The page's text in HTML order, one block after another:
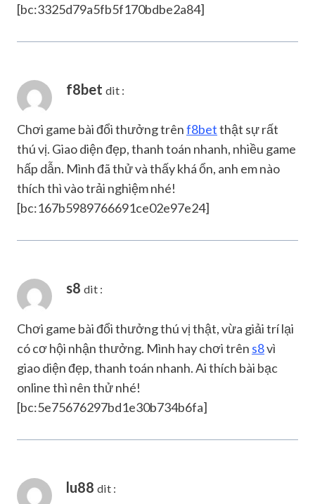
[bc:3325d79a5fb5f170bdbe2a84]
f8bet dit :
Chơi game bài đổi thưởng trênf8betthật sự rất
thú vị. Giao diện đẹp, thanh toán nhanh, nhiều game
hấp dẫn. Mình đã thử và thấy khá ổn, anh em nào
thích thì vào trải nghiệm nhé!
[bc:167b5989766691ce02e97e24]
s8 dit :
Chơi game bài đổi thưởng thú vị thật, vừa giải trí lại
có cơ hội nhận thưởng. Mình hay chơi trên s8vì
giao diện đẹp, thanh toán nhanh. Ai thích bài bạc
online thì nên thử nhé!
[bc:5e75676297bd1e30b734b6fa]
lu88 dit :